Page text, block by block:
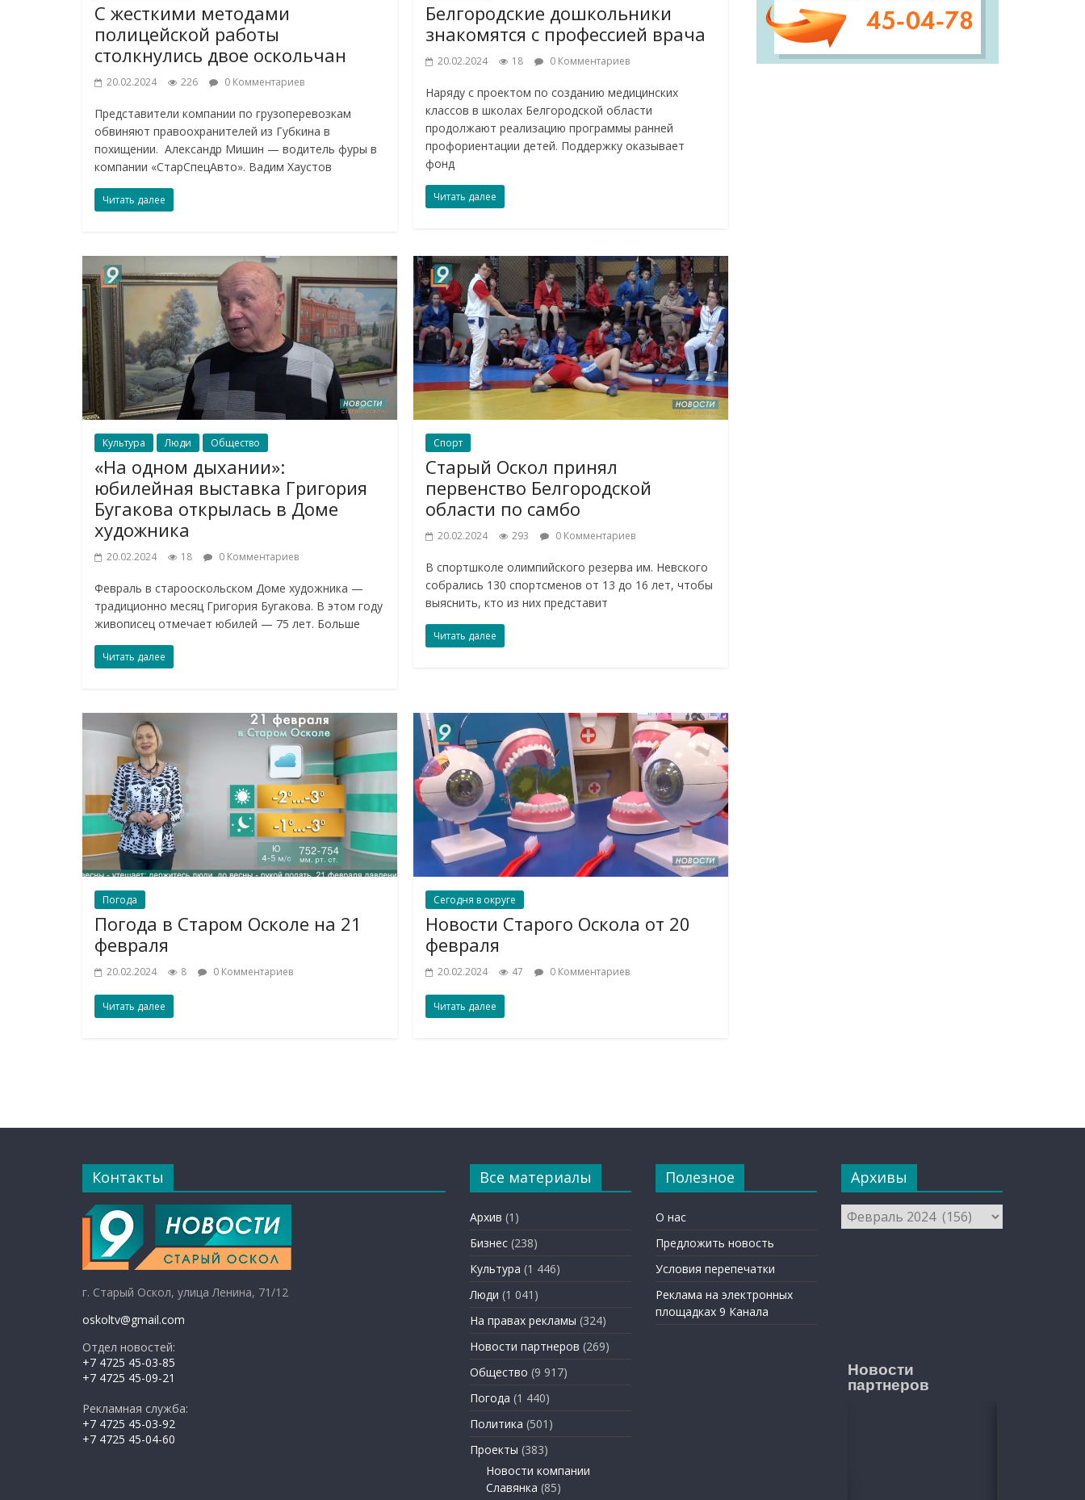
С жесткими методами
полицейской работы
столкнулись двое оскольчан
20.02.2024 226 0 Комментариев
Представители компании по грузоперевозкам
обвиняют правоохранителей из Губкина в
похищении. Александр Мишин — водитель фуры в
компании «СтарСпецАвто». Вадим Хаустов
Читать далее
Белгородские дошкольники
знакомятся с профессией врача
20.02.2024 18 0 Комментариев
Наряду с проектом по созданию медицинских
классов в школах Белгородской области
продолжают реализацию программы ранней
профориентации детей. Поддержку оказывает
фонд
Читать далее
Культура Люди Общество
«На одном дыхании»:
юбилейная выставка Григория
Бугакова открылась в Доме
художника
20.02.2024 18 0 Комментариев
Февраль в старооскольском Доме художника —
традиционно месяц Григория Бугакова. В этом году
живописец отмечает юбилей — 75 лет. Больше
Читать далее
Спорт
Старый Оскол принял
первенство Белгородской
области по самбо
20.02.2024 293 0 Комментариев
В спортшколе олимпийского резерва им. Невского
собрались 130 спортсменов от 13 до 16 лет, чтобы
выяснить, кто из них представит
Читать далее
Погода
Погода в Старом Осколе на 21
февраля
20.02.2024 8 0 Комментариев
Читать далее
Сегодня в округе
Новости Старого Оскола от 20
февраля
20.02.2024 47 0 Комментариев
Читать далее
Контакты
г. Старый Оскол, улица Ленина, 71/12
oskoltv@gmail.com
Отдел новостей:
+7 4725 45-03-85
+7 4725 45-09-21
Рекламная служба:
+7 4725 45-03-92
+7 4725 45-04-60
Все материалы
Архив (1)
Бизнес (238)
Культура (1 446)
Люди (1 041)
На правах рекламы (324)
Новости партнеров (269)
Общество (9 917)
Погода (1 440)
Политика (501)
Проекты (383)
Новости компании
Славянка (85)
Полезное
О нас
Предложить новость
Условия перепечатки
Реклама на электронных
площадках 9 Канала
Архивы
Архивы
Новости
партнеров